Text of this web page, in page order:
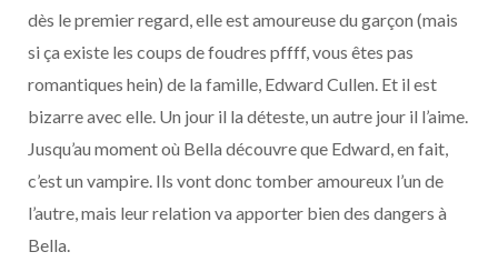
dès le premier regard, elle est amoureuse du garçon (mais
si ça existe les coups de foudres pffff, vous êtes pas
romantiques hein) de la famille, Edward Cullen. Et il est
bizarre avec elle. Un jour il la déteste, un autre jour il l’aime.
Jusqu’au moment où Bella découvre que Edward, en fait,
c’est un vampire. Ils vont donc tomber amoureux l’un de
l’autre, mais leur relation va apporter bien des dangers à
Bella.